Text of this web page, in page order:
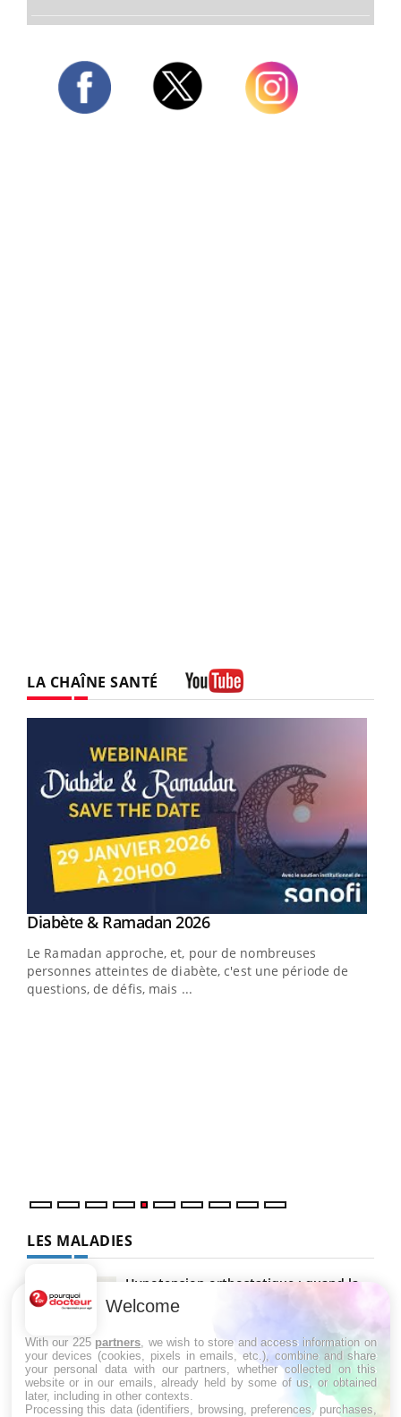
LA CHAÎNE SANTÉ
Youtube
Diabète & Ramadan 2026Youtube
Le Ramadan approche, et, pour de nombreuses
personnes atteintes de diabète, c'est une période de
questions, de défis, mais ...
LES MALADIES
Hypotension orthostatique : quand la
pression artérielle chute au lever
Drépanocytose : une déformation des
globules rouges aux conséquences
graves
Welcome
With our 225 partners , we wish to store and access information on
your devices (cookies, pixels in emails, etc.), combine and share
your personal data with our partners, whether collected on this
website or in our emails, already held by some of us, or obtained
later, including in other contexts.
Processing this data (identifiers, browsing, preferences, purchases,